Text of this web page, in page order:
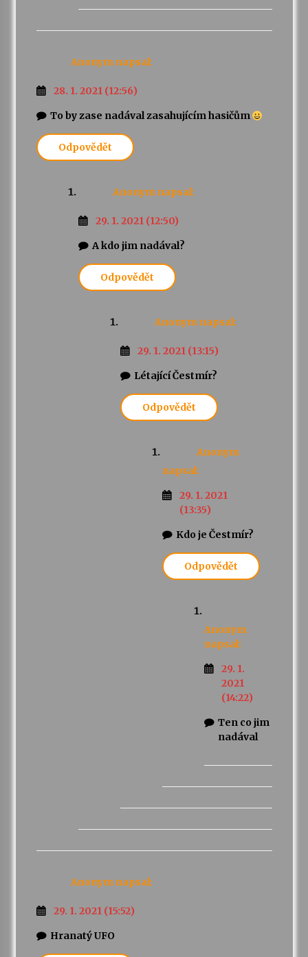
Anonym napsal:
28. 1. 2021 (12:56)
To by zase nadával zasahujícím hasičům
Odpovědět
Anonym napsal:
29. 1. 2021 (12:50)
A kdo jim nadával?
Odpovědět
Anonym napsal:
29. 1. 2021 (13:15)
Létající Čestmír?
Odpovědět
Anonym
napsal:
29. 1. 2021
(13:35)
Kdo je Čestmír?
Odpovědět
Anonym
napsal:
29. 1.
2021
(14:22)
Ten co jim
nadával
Anonym napsal:
29. 1. 2021 (15:52)
Hranatý UFO